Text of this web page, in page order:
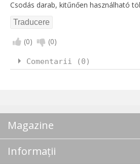
Csodás darab, kitűnően használható
(0) (0)
Comentarii (0)
Magazine
Informații